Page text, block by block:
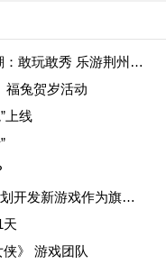
荆州电竞+文旅盛典掀荆楚文化风潮：敢玩敢秀 乐游荆州，英雄联盟手游全国联赛湖北省级赛震撼开幕！
福兔贺岁活动
上线
网易宣布在巴塞罗那开设工作室 计划开发新游戏作为旗舰作品
天
侠》 游戏团队